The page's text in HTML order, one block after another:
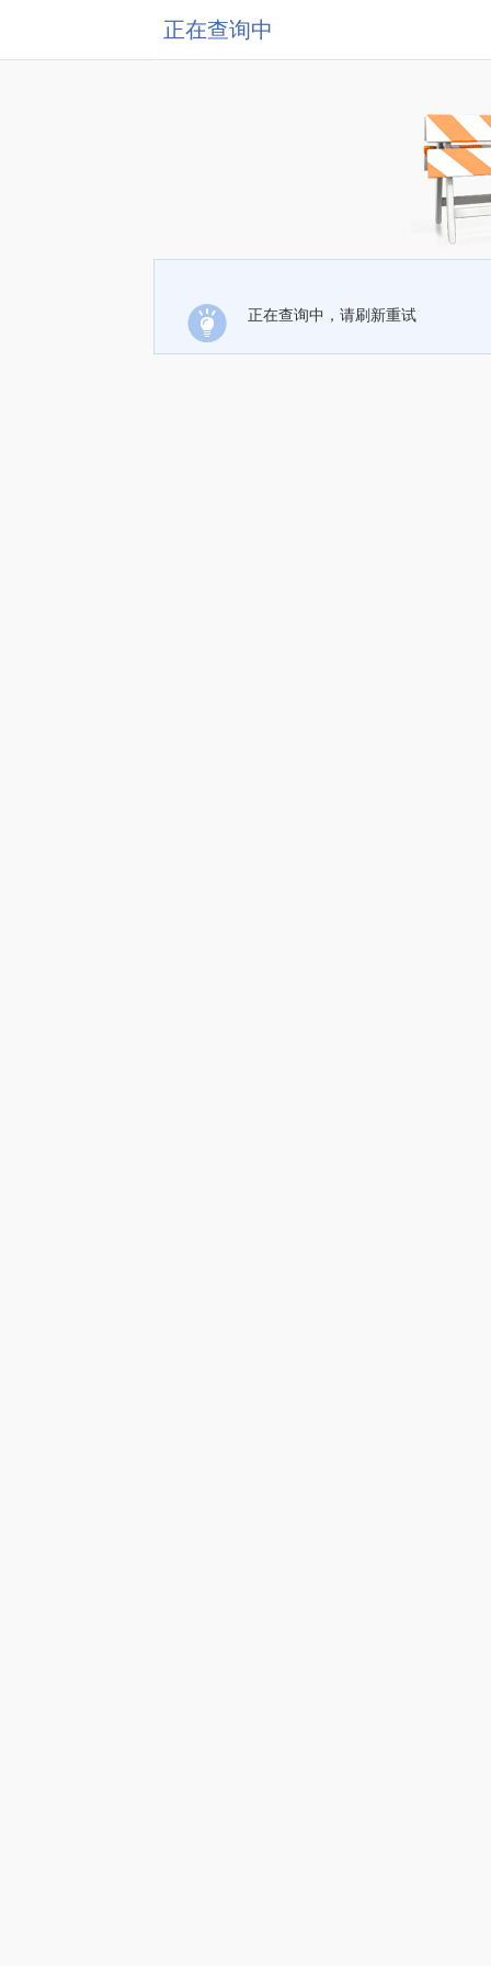
正在查询中
正在查询中，请刷新重试